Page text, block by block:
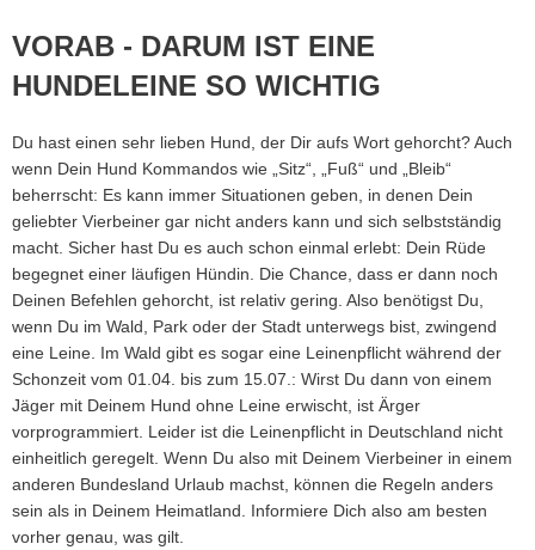
VORAB - DARUM IST EINE
HUNDELEINE SO WICHTIG
Du hast einen sehr lieben Hund, der Dir aufs Wort gehorcht? Auch
wenn Dein Hund Kommandos wie „Sitz“, „Fuß“ und „Bleib“
beherrscht: Es kann immer Situationen geben, in denen Dein
geliebter Vierbeiner gar nicht anders kann und sich selbstständig
macht. Sicher hast Du es auch schon einmal erlebt: Dein Rüde
begegnet einer läufigen Hündin. Die Chance, dass er dann noch
Deinen Befehlen gehorcht, ist relativ gering. Also benötigst Du,
wenn Du im Wald, Park oder der Stadt unterwegs bist, zwingend
eine Leine. Im Wald gibt es sogar eine Leinenpflicht während der
Schonzeit vom 01.04. bis zum 15.07.: Wirst Du dann von einem
Jäger mit Deinem Hund ohne Leine erwischt, ist Ärger
vorprogrammiert. Leider ist die Leinenpflicht in Deutschland nicht
einheitlich geregelt. Wenn Du also mit Deinem Vierbeiner in einem
anderen Bundesland Urlaub machst, können die Regeln anders
sein als in Deinem Heimatland. Informiere Dich also am besten
vorher genau, was gilt.